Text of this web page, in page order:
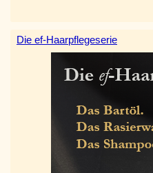
Die ef-Haarpflegeserie